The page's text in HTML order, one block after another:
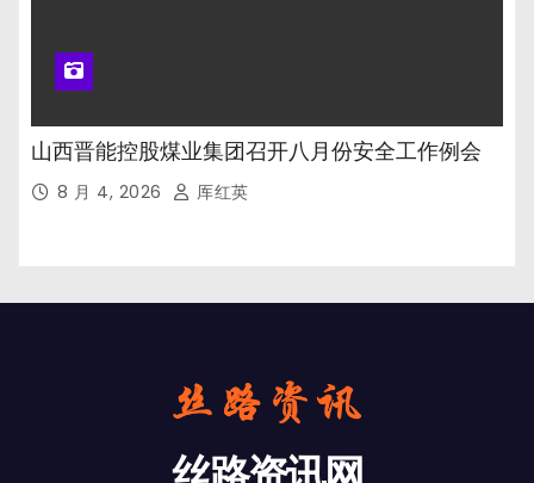
山西晋能控股煤业集团召开八月份安全工作例会
8 月 4, 2026 厍红英